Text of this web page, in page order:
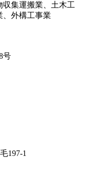
集運搬業、土木工
、外構工事業
号
197-1